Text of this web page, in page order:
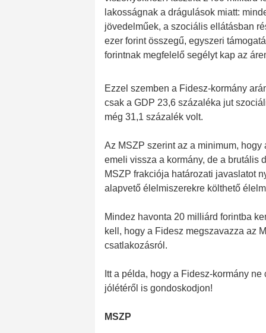
lakosságnak a drágulások miatt:
jövedelműek, a szociális ellátásban
ezer forint összegű, egyszeri
forintnak megfelelő segélyt kap az
Ezzel szemben a Fidesz-kormány
csak a GDP 23,6 százaléka jut
még 31,1 százalék volt.
Az MSZP szerint az a minimum,
emeli vissza a kormány, de a brutális
MSZP frakciója határozati javaslatot
alapvető élelmiszerekre költhető
Mindez havonta 20 milliárd forintba
kell, hogy a Fidesz megszavazza az
csatlakozásról.
Itt a példa, hogy a Fidesz-kormány
jólétéről is gondoskodjon!
MSZP